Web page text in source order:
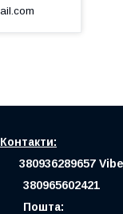
Контакти:
Пошта: